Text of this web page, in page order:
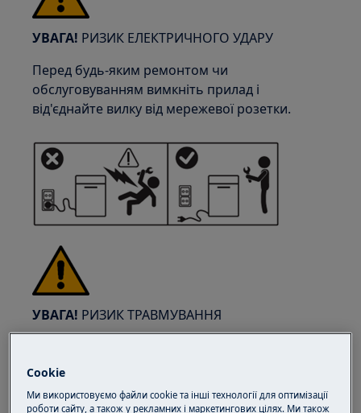
УВАГА! РИЗИК ЕЛЕКТРИЧНОГО УДАРУ
Перед будь-яким ремонтом чи
обслуговуванням вимкніть прилад і
від'єднайте вилку від мережевої розетки.
УВАГА! РИЗИК ТРАВМУВАННЯ
Cookie
Ми використовуємо файли cookie та інші технології для оптимізації
роботи сайту, а також у рекламних і маркетингових цілях. Ми також